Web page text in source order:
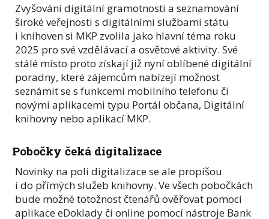
Zvyšování digitální gramotnosti a seznamování
široké veřejnosti s digitálními službami státu
i knihoven si MKP zvolila jako hlavní téma roku
2025 pro své vzdělávací a osvětové aktivity. Své
stálé místo proto získají již nyní oblíbené digitální
poradny, které zájemcům nabízejí možnost
seznámit se s funkcemi mobilního telefonu či
novými aplikacemi typu Portál občana, Digitální
knihovny nebo aplikací MKP.
Pobočky čeká digitalizace
Novinky na poli digitalizace se ale propíšou
i do přímých služeb knihovny. Ve všech pobočkách
bude možné totožnost čtenářů ověřovat pomocí
aplikace eDoklady či online pomocí nástroje Bank